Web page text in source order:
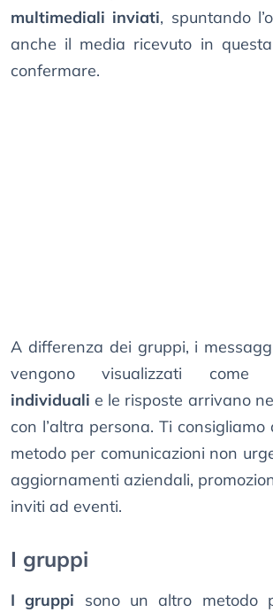
multimediali inviati, spuntando
anche il media ricevuto in
confermare.
A differenza dei gruppi, i
vengono visualizzati come
individuali e le risposte arrivano
con l’altra persona. Ti
metodo per comunicazioni non
aggiornamenti aziendali,
inviti ad eventi.
I gruppi
I gruppi sono un altro metodo